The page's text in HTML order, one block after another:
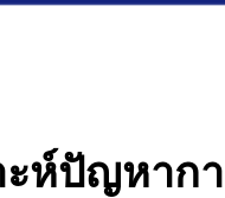
ะห์ปัญหาก